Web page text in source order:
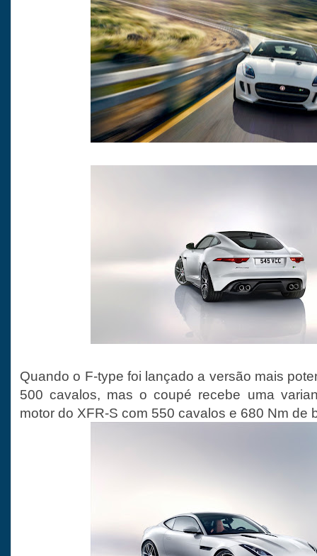
Quando o F-type foi lançado a versão mais
500 cavalos, mas o coupé recebe uma
motor do XFR-S com 550 cavalos e 680 Nm de